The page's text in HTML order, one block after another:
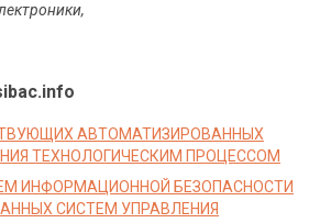
АВТОМАТИЗИРОВАННЫХ
ТЕХНОЛОГИЧЕСКИМ ПРОЦЕССОМ
ИНФОРМАЦИОННОЙ БЕЗОПАСНОСТИ
СИСТЕМ УПРАВЛЕНИЯ